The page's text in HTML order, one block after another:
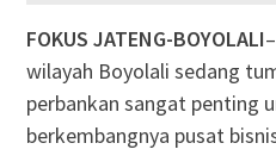
FOKUS JATENG-BOYOLALI
wilayah Boyolali sedang
perbankan sangat penting
berkembangnya pusat